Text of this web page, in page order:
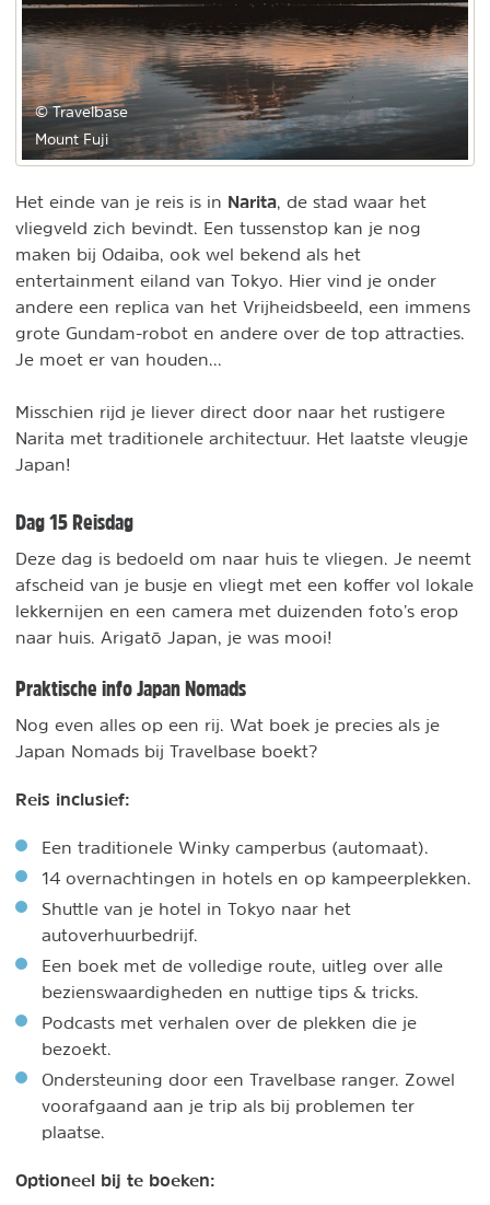
© Travelbase
Mount Fuji
Het einde van je reis is in Narita, de stad waar het
vliegveld zich bevindt. Een tussenstop kan je nog
maken bij Odaiba, ook wel bekend als het
entertainment eiland van Tokyo. Hier vind je onder
andere een replica van het Vrijheidsbeeld, een immens
grote Gundam-robot en andere over de top attracties.
Je moet er van houden...
Misschien rijd je liever direct door naar het rustigere
Narita met traditionele architectuur. Het laatste vleugje
Japan!
Dag 15 Reisdag
Deze dag is bedoeld om naar huis te vliegen. Je neemt
afscheid van je busje en vliegt met een koffer vol lokale
lekkernijen en een camera met duizenden foto’s erop
naar huis. Arigatō Japan, je was mooi!
Praktische info Japan Nomads
Nog even alles op een rij. Wat boek je precies als je
Japan Nomads bij Travelbase boekt?
Reis inclusief:
Een traditionele Winky camperbus (automaat).
14 overnachtingen in hotels en op kampeerplekken.
Shuttle van je hotel in Tokyo naar het
autoverhuurbedrijf.
Een boek met de volledige route, uitleg over alle
bezienswaardigheden en nuttige tips & tricks.
Podcasts met verhalen over de plekken die je
bezoekt.
Ondersteuning door een Travelbase ranger. Zowel
voorafgaand aan je trip als bij problemen ter
plaatse.
Optioneel bij te boeken: